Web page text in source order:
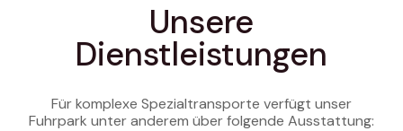
Unsere
Dienstleistungen
Für komplexe Spezialtransporte verfügt unser
Fuhrpark unter anderem über folgende Ausstattung: